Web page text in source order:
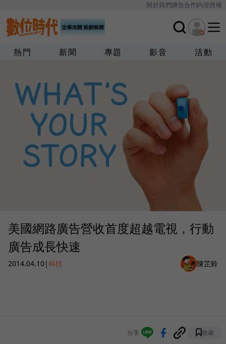
關於我們廣告合作內容授權
熱門 新聞 專題 影音 活動
美國網路廣告營收首度超越電視，行動
廣告成長快速
2014.04.10|科技 陳芷鈴
分享 收藏